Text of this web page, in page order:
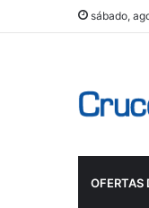
sábado,
OFERTAS